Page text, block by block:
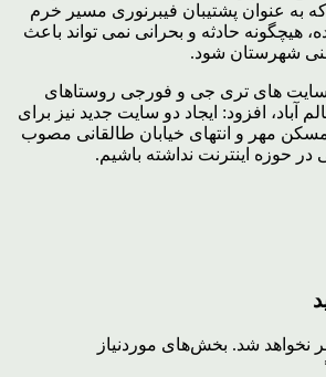
به عنوان پشتیبان فیبرنوری مسیر خرم
هیچگونه حادثه و بحرانی نمی تواند باعث
شهرستان شود.
سایت های تری جی و فورجی روستاهای
آباد، افزود: ایجاد دو سایت جدید نیز برای
مهر و انتهای خیابان طالقانی مصوب
حوزه اینترنت نداشته باشیم.
نخواهد شد. بخش‌های موردنیاز